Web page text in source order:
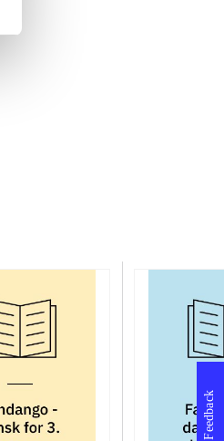
Feedback